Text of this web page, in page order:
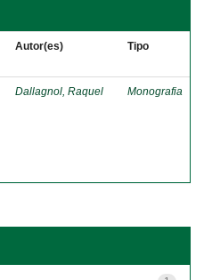
Autor(es) Tipo
Dallagnol, Raquel Monografia